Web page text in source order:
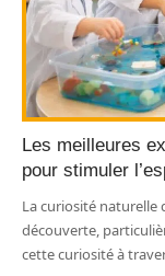
Les meilleures
pour stimuler
La curiosité naturelle
découverte,
cette curiosité à